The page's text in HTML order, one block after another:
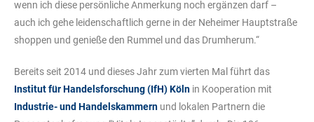
wenn ich diese persönliche Anmerkung noch ergänzen darf –
auch ich gehe leidenschaftlich gerne in der Neheimer Hauptstraße
shoppen und genieße den Rummel und das Drumherum.“
Bereits seit 2014 und dieses Jahr zum vierten Mal führt das
Institut für Handelsforschung (IfH) Köln in Kooperation mit
Industrie- und Handelskammern und lokalen Partnern die